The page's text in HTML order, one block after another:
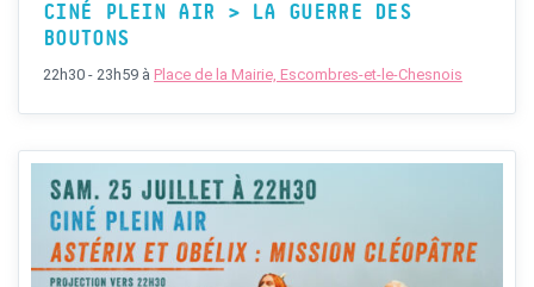
CINÉ PLEIN AIR > LA GUERRE DES
BOUTONS
22h30 - 23h59 à Place de la Mairie, Escombres-et-le-Chesnois